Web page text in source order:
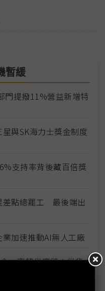
暫緩
提撥11%營益新增特
與SK海力士獎金制度
支持率背後藏百倍獎
差點總罷工 最後端出
加速推動AI無人工廠
南韓供應鏈：供貨